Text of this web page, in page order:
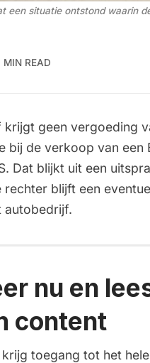
een situatie ontstond waarin
MIN READ
krijgt geen vergoeding
bij de verkoop van een
Dat blijkt uit een
rechter blijft een
autobedrijf.
nu en
content
krijg toegang tot het